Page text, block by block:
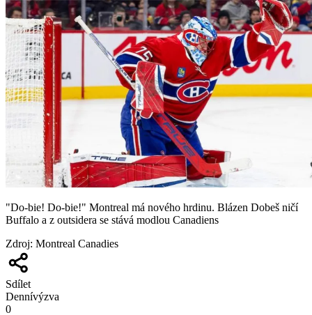
"Do-bie! Do-bie!" Montreal má nového hrdinu. Blázen Dobeš ničí
Buffalo a z outsidera se stává modlou Canadiens
Zdroj: Montreal Canadies
Sdílet
Dennívýzva
0